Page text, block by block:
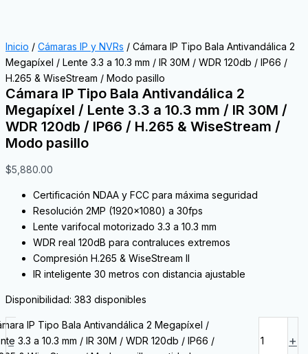
Inicio / Cámaras IP y NVRs / Cámara IP Tipo Bala Antivandálica 2
Megapíxel / Lente 3.3 a 10.3 mm / IR 30M / WDR 120db / IP66 /
H.265 & WiseStream / Modo pasillo
Cámara IP Tipo Bala Antivandálica 2
Megapíxel / Lente 3.3 a 10.3 mm / IR 30M /
WDR 120db / IP66 / H.265 & WiseStream /
Modo pasillo
$5,880.00
Certificación NDAA y FCC para máxima seguridad
Resolución 2MP (1920×1080) a 30fps
Lente varifocal motorizado 3.3 a 10.3 mm
WDR real 120dB para contraluces extremos
Compresión H.265 & WiseStream II
IR inteligente 30 metros con distancia ajustable
Disponibilidad: 383 disponibles
-
IP Tipo Bala Antivandálica 2 Megapíxel /
3.3 a 10.3 mm / IR 30M / WDR 120db / IP66 /
+